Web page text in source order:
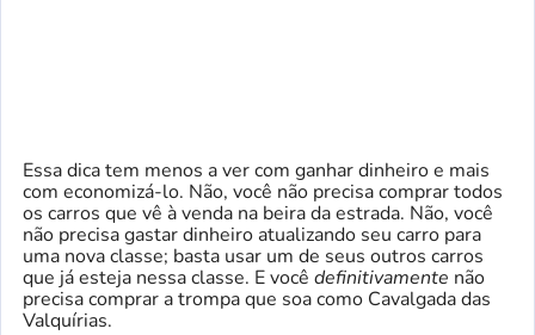
Essa dica tem menos a ver com ganhar dinheiro e mais
com economizá-lo. Não, você não precisa comprar todos
os carros que vê à venda na beira da estrada. Não, você
não precisa gastar dinheiro atualizando seu carro para
uma nova classe; basta usar um de seus outros carros
que já esteja nessa classe. E você definitivamente não
precisa comprar a trompa que soa como Cavalgada das
Valquírias.